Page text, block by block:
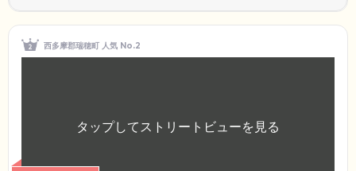
西多摩郡瑞穂町 人気 No.2